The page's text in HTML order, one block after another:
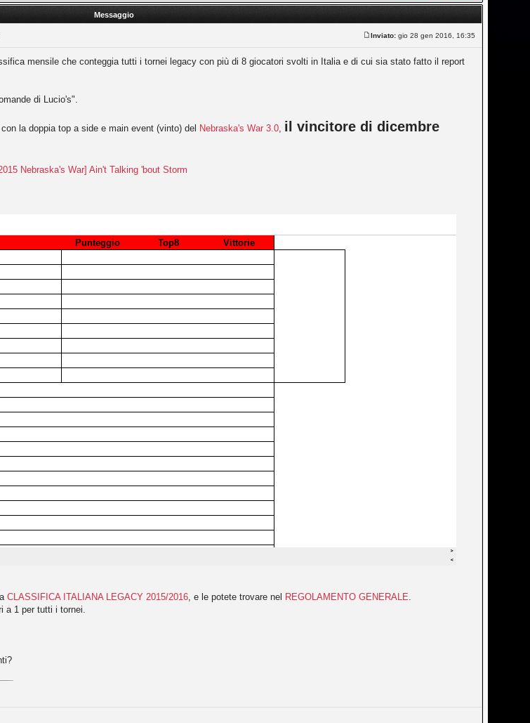
Messaggio
Inviato: gio 28 gen 2016, 16:35
mensile che conteggia tutti i tornei legacy con più di 8 giocatori svolti in Italia e di cui sia stato fatto il report
di Lucio's".
la doppia top a side e main event (vinto) del Nebraska's War 3.0, il vincitore di dicembre
Nebraska's War] Ain't Talking 'bout Storm
CLASSIFICA ITALIANA LEGACY 2015/2016, e le potete trovare nel REGOLAMENTO GENERALE.
a 1 per tutti i tornei.